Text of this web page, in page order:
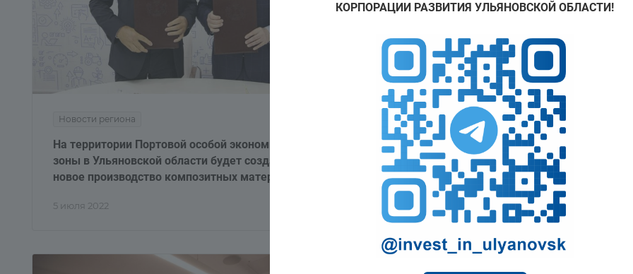
Новости региона
5 июля 2022
На территории Портовой особой экономической
зоны в Ульяновской области будет создано
новое производство композитных материалов
Новости региона
4 июля 2022
В Ульяновской области продолжается
Димитровградского индустриального парка
«Мастер»
КОРПОРАЦИИ РАЗВИТИЯ УЛЬЯНОВСКОЙ ОБЛАСТИ!